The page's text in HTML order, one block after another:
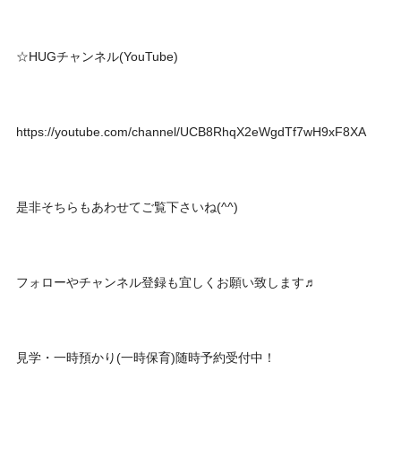
☆HUGチャンネル(YouTube)
https://youtube.com/channel/UCB8RhqX2eWgdTf7wH9xF8XA
是非そちらもあわせてご覧下さいね(^^)
フォローやチャンネル登録も宜しくお願い致します♬
見学・一時預かり(一時保育)随時予約受付中！